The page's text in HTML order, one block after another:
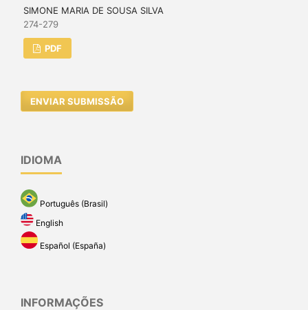
SIMONE MARIA DE SOUSA SILVA
274-279
PDF
ENVIAR SUBMISSÃO
IDIOMA
Português (Brasil)
English
Español (España)
INFORMAÇÕES